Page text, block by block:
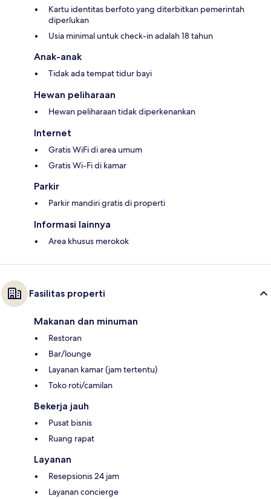
Kartu identitas berfoto yang diterbitkan pemerintah
diperlukan
Usia minimal untuk check-in adalah 18 tahun
Anak-anak
Tidak ada tempat tidur bayi
Hewan peliharaan
Hewan peliharaan tidak diperkenankan
Internet
Gratis WiFi di area umum
Gratis Wi-Fi di kamar
Parkir
Parkir mandiri gratis di properti
Informasi lainnya
Area khusus merokok
Fasilitas properti
Makanan dan minuman
Restoran
Bar/lounge
Layanan kamar (jam tertentu)
Toko roti/camilan
Bekerja jauh
Pusat bisnis
Ruang rapat
Layanan
Resepsionis 24 jam
Layanan concierge